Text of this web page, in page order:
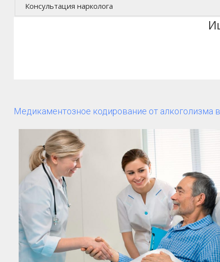
Консультация нарколога
Медикаментозное кодирование от алкоголизма